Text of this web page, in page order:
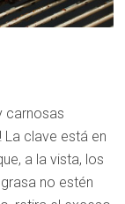
carnosas
La clave está en
a la vista, los
no estén